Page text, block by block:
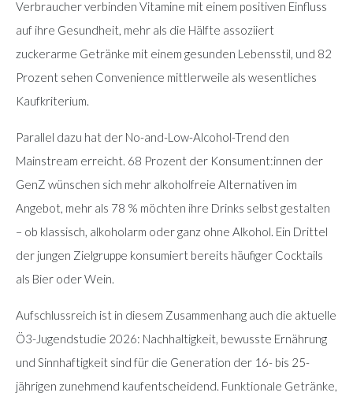
Verbraucher verbinden Vitamine mit einem positiven Einfluss
auf ihre Gesundheit, mehr als die Hälfte assoziiert
zuckerarme Getränke mit einem gesunden Lebensstil, und 82
Prozent sehen Convenience mittlerweile als wesentliches
Kaufkriterium.
Parallel dazu hat der No-and-Low-Alcohol-Trend den
Mainstream erreicht. 68 Prozent der Konsument:innen der
GenZ wünschen sich mehr alkoholfreie Alternativen im
Angebot, mehr als 78 % möchten ihre Drinks selbst gestalten
– ob klassisch, alkoholarm oder ganz ohne Alkohol. Ein Drittel
der jungen Zielgruppe konsumiert bereits häufiger Cocktails
als Bier oder Wein.
Aufschlussreich ist in diesem Zusammenhang auch die aktuelle
Ö3-Jugendstudie 2026: Nachhaltigkeit, bewusste Ernährung
und Sinnhaftigkeit sind für die Generation der 16- bis 25-
jährigen zunehmend kaufentscheidend. Funktionale Getränke,